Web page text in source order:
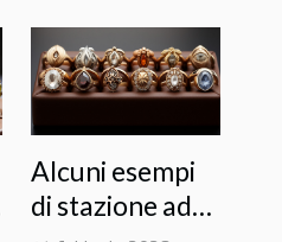
Alcuni esempi
di stazione ad